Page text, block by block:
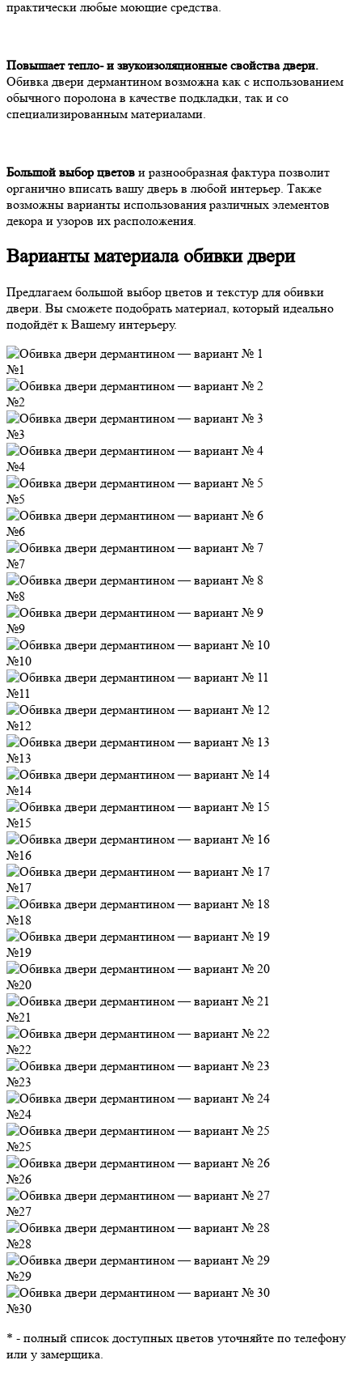
практически любые моющие средства.
Повышает тепло- и звукоизоляционные свойства двери.
Обивка двери дермантином возможна как с использованием
обычного поролона в качестве подкладки, так и со
специализированным материалами.
Большой выбор цветов и разнообразная фактура позволит
органично вписать вашу дверь в любой интерьер. Также
возможны варианты использования различных элементов
декора и узоров их расположения.
Варианты материала обивки двери
Предлагаем большой выбор цветов и текстур для обивки
двери. Вы сможете подобрать материал, который идеально
подойдёт к Вашему интерьеру.
№1
№2
№3
№4
№5
№6
№7
№8
№9
№10
№11
№12
№13
№14
№15
№16
№17
№18
№19
№20
№21
№22
№23
№24
№25
№26
№27
№28
№29
№30
* - полный список доступных цветов уточняйте по телефону
или у замерщика.